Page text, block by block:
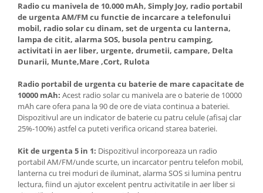
Radio cu manivela de 10.000 mAh, Simply Joy, radio portabil
de urgenta AM/FM cu functie de incarcare a telefonului
mobil, radio solar cu dinam, set de urgenta cu lanterna,
lampa de citit, alarma SOS, busola pentru camping,
activitati in aer liber, urgente, drumetii, campare, Delta
Dunarii, Munte,Mare ,Cort, Rulota
Radio portabil de urgenta cu baterie de mare capacitate de
10000 mAh: Acest radio solar cu manivela are o baterie de 10000
mAh care ofera pana la 90 de ore de viata continua a bateriei.
Dispozitivul are un indicator de baterie cu patru celule (afisaj clar
25%-100%) astfel ca puteti verifica oricand starea bateriei.
Kit de urgenta 5 in 1: Dispozitivul incorporeaza un radio
portabil AM/FM/unde scurte, un incarcator pentru telefon mobil,
lanterna cu trei moduri de iluminat, alarma SOS si lumina pentru
lectura, fiind un ajutor excelent pentru activitatile in aer liber si